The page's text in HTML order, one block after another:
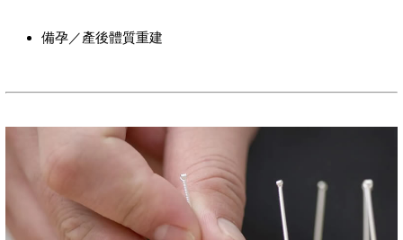
備孕／產後體質重建